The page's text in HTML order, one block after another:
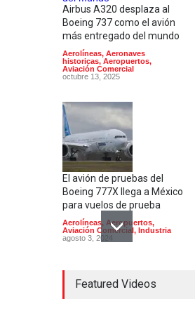
Airbus A320 desplaza al
Boeing 737 como el avión
más entregado del mundo
Aerolíneas, Aeronaves
historicas, Aeropuertos,
Aviación Comercial
octubre 13, 2025
El avión de pruebas del
Boeing 777X llega a México
para vuelos de prueba
Aerolíneas, Aeropuertos,
Aviación Comercial, Industria
agosto 3, 2024
Featured Videos